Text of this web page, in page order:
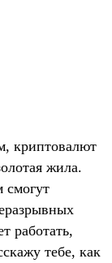
криптовалют
жила.
смогут
работать,
тебе, как